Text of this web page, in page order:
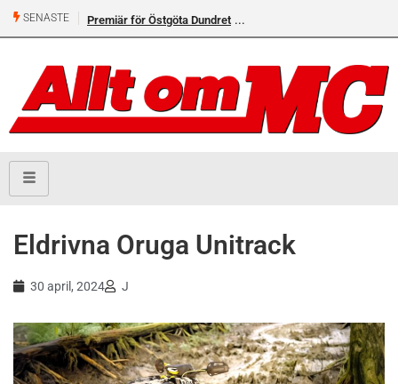
SENASTE Premiär för Östgöta Dundret
Eldrivna Oruga Unitrack
30 april, 2024 J